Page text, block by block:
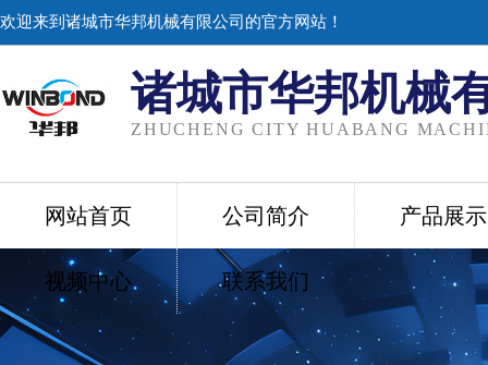
欢迎来到诸城市华邦机械有限公司的官方网站！
诸城市华邦机械
ZHUCHENG CITY HUABANG
网站首页 公司简介 产品展示
视频中心 联系我们